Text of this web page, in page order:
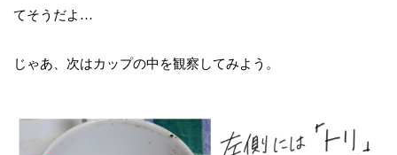
てそうだよ…
じゃあ、次はカップの中を観察してみよう。